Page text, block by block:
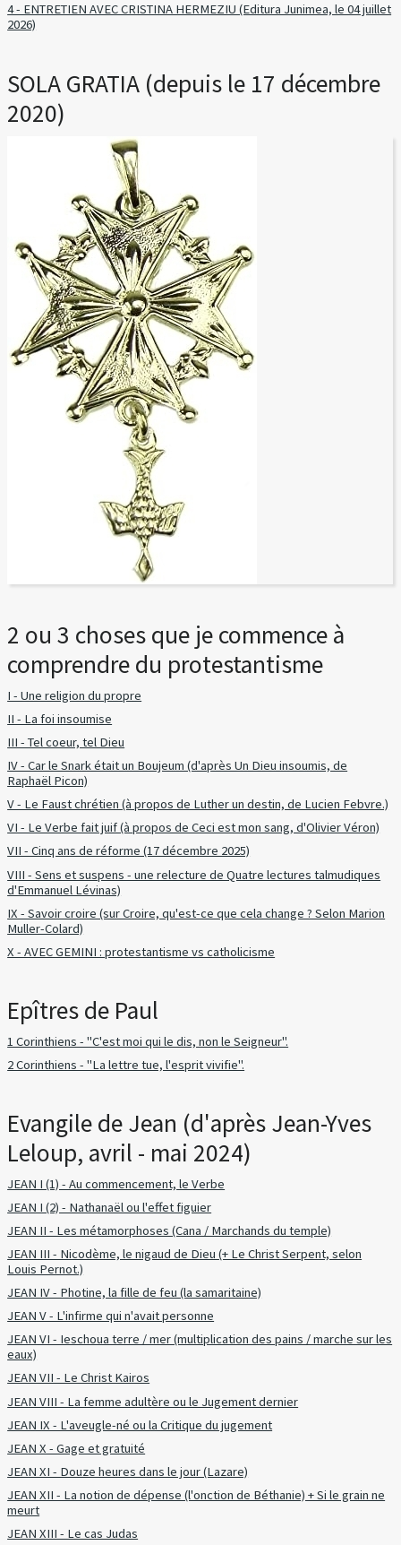
4 - ENTRETIEN AVEC CRISTINA HERMEZIU (Editura Junimea, le 04 juillet
2026)
SOLA GRATIA (depuis le 17 décembre
2020)
2 ou 3 choses que je commence à
comprendre du protestantisme
I - Une religion du propre
II - La foi insoumise
III - Tel coeur, tel Dieu
IV - Car le Snark était un Boujeum (d'après Un Dieu insoumis, de
Raphaël Picon)
V - Le Faust chrétien (à propos de Luther un destin, de Lucien Febvre.)
VI - Le Verbe fait juif (à propos de Ceci est mon sang, d'Olivier Véron)
VII - Cinq ans de réforme (17 décembre 2025)
VIII - Sens et suspens - une relecture de Quatre lectures talmudiques
d'Emmanuel Lévinas)
IX - Savoir croire (sur Croire, qu'est-ce que cela change ? Selon Marion
Muller-Colard)
X - AVEC GEMINI : protestantisme vs catholicisme
Epîtres de Paul
1 Corinthiens - "C'est moi qui le dis, non le Seigneur".
2 Corinthiens - "La lettre tue, l'esprit vivifie".
Evangile de Jean (d'après Jean-Yves
Leloup, avril - mai 2024)
JEAN I (1) - Au commencement, le Verbe
JEAN I (2) - Nathanaël ou l'effet figuier
JEAN II - Les métamorphoses (Cana / Marchands du temple)
JEAN III - Nicodème, le nigaud de Dieu (+ Le Christ Serpent, selon
Louis Pernot.)
JEAN IV - Photine, la fille de feu (la samaritaine)
JEAN V - L'infirme qui n'avait personne
JEAN VI - Ieschoua terre / mer (multiplication des pains / marche sur les
eaux)
JEAN VII - Le Christ Kairos
JEAN VIII - La femme adultère ou le Jugement dernier
JEAN IX - L'aveugle-né ou la Critique du jugement
JEAN X - Gage et gratuité
JEAN XI - Douze heures dans le jour (Lazare)
JEAN XII - La notion de dépense (l'onction de Béthanie) + Si le grain ne
meurt
JEAN XIII - Le cas Judas